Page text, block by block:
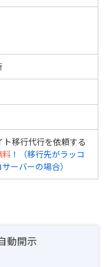
ト移行代行を依頼する
料！（移行先がラッコ
ーバーの場合）
動開示